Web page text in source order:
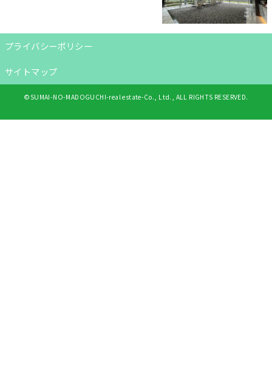
プライバシーポリシー
サイトマップ
©SUMAI-NO-MADOGUCHI-real estate-Co., Ltd., ALL RIGHTS RESERVED.